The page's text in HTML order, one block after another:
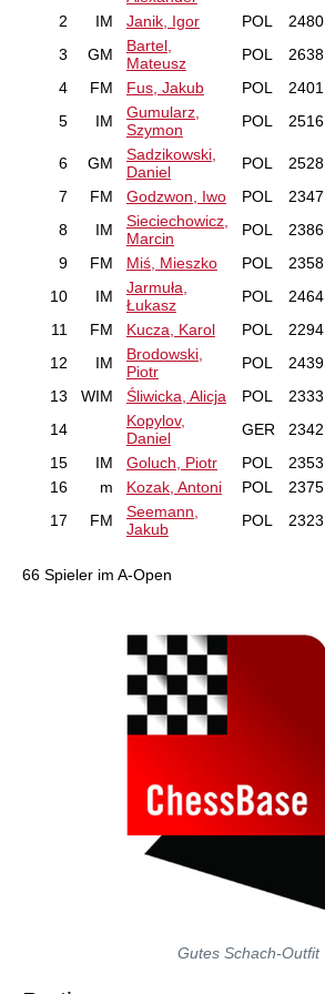
2
IM Janik, Igor POL 2480
3
GM
Bartel,
Mateusz
POL 2638
4
FM Fus, Jakub POL 2401
5
IM
Gumularz,
Szymon
POL 2516
6 GM
Sadzikowski,
Daniel
POL 2528
7
FM Godzwon, Iwo POL 2347
8
IM
Sieciechowicz,
Marcin
POL 2386
9
FM Miś, Mieszko POL 2358
10
IM
Jarmuła,
Łukasz
POL 2464
11
FM Kucza, Karol POL 2294
12
IM
Brodowski,
Piotr
POL 2439
13
WIM Śliwicka, Alicja POL 2333
14
Kopylov,
Daniel
GER 2342
15
IM Goluch, Piotr POL 2353
16
m Kozak, Antoni POL 2375
17
FM
Seemann,
Jakub
POL 2323
66 Spieler im A-Open
Gutes Schach-Outfit